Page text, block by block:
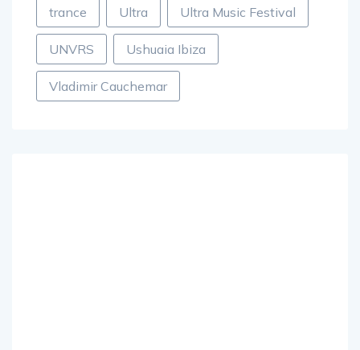
trance Ultra Ultra Music Festival
UNVRS Ushuaia Ibiza
Vladimir Cauchemar